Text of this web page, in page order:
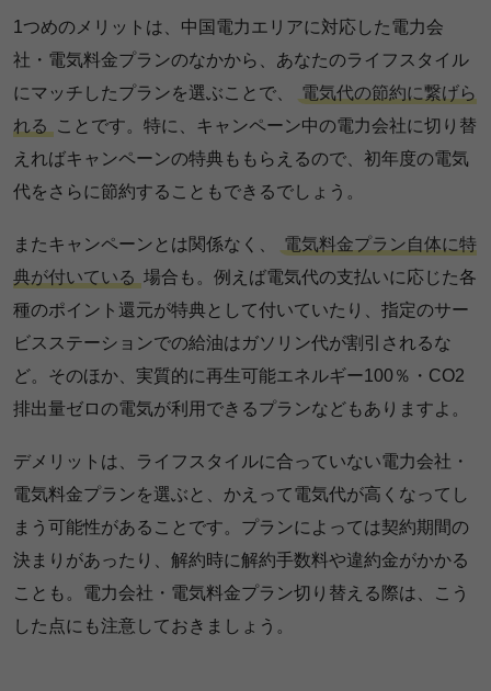
1つめのメリットは、中国電力エリアに対応した電力会
社・電気料金プランのなかから、あなたのライフスタイル
にマッチしたプランを選ぶことで、
電気代の節約に繋げら
れる
ことです。特に、キャンペーン中の電力会社に切り替
えればキャンペーンの特典ももらえるので、初年度の電気
代をさらに節約することもできるでしょう。
またキャンペーンとは関係なく、
電気料金プラン自体に特
典が付いている 場合も。例えば電気代の支払いに応じた各
種のポイント還元が特典として付いていたり、指定のサー
ビスステーションでの給油はガソリン代が割引されるな
ど。そのほか、実質的に再生可能エネルギー100％・CO2
排出量ゼロの電気が利用できるプランなどもありますよ。
デメリットは、ライフスタイルに合っていない電力会社・
電気料金プランを選ぶと、かえって電気代が高くなってし
まう可能性があることです。プランによっては契約期間の
決まりがあったり、解約時に解約手数料や違約金がかかる
ことも。電力会社・電気料金プラン切り替える際は、こう
した点にも注意しておきましょう。